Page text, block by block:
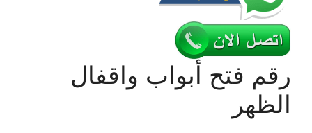
رقم فتح أبواب واقفال
الظهر